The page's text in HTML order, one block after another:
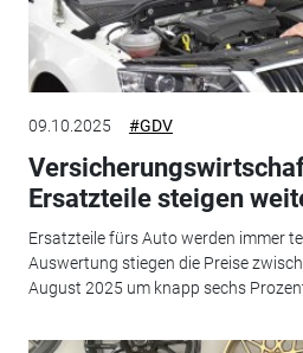
09.10.2025 #GDV
Ersatzteile steigen
Ersatzteile fürs Auto werden immer
Auswertung stiegen die Preise
August 2025 um knapp sechs